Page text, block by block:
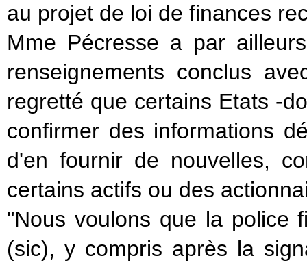
au projet de loi de finances
Mme Pécresse a par
renseignements conclus
regretté que certains Etats -
confirmer des informations
d'en fournir de nouvelles,
certains actifs ou des
"Nous voulons que la police
(sic), y compris après la